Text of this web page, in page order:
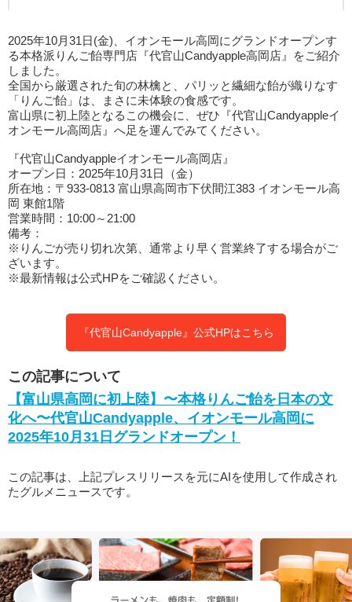
2025年10月31日(金)、イオンモール高岡にグランドオープンす
る本格派りんご飴専門店『代官山Candyapple高岡店』をご紹介
しました。
全国から厳選された旬の林檎と、パリッと繊細な飴が織りなす
「りんご飴」は、まさに未体験の食感です。
富山県に初上陸となるこの機会に、ぜひ『代官山Candyappleイ
オンモール高岡店』へ足を運んでみてください。
『代官山Candyappleイオンモール高岡店』
オープン日：2025年10月31日（金）
所在地：〒933-0813 富山県高岡市下伏間江383 イオンモール高
岡 東館1階
営業時間：10:00～21:00
備考：
※りんごが売り切れ次第、通常より早く営業終了する場合がご
ざいます。
※最新情報は公式HPをご確認ください。
『代官山Candyapple』公式HPはこちら
この記事について
【富山県高岡に初上陸】〜本格りんご飴を日本の文
化へ〜代官山Candyapple、イオンモール高岡に
2025年10月31日グランドオープン！
この記事は、上記プレスリリースを元にAIを使用して作成され
たグルメニュースです。